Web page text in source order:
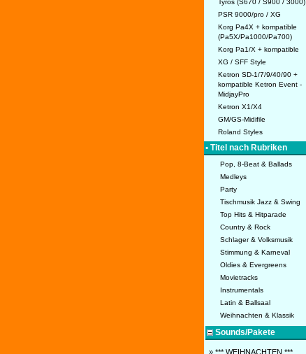
Tyros (S670 / S900 / 3000)
PSR 9000/pro / XG
Korg Pa4X + kompatible
(Pa5X/Pa1000/Pa700)
Korg Pa1/X + kompatible
XG / SFF Style
Ketron SD-1/7/9/40/90 +
kompatible Ketron Event -
MidjayPro
Ketron X1/X4
GM/GS-Midifile
Roland Styles
• Titel nach Rubriken
Pop, 8-Beat & Ballads
Medleys
Party
Tischmusik Jazz & Swing
Top Hits & Hitparade
Country & Rock
Schlager & Volksmusik
Stimmung & Karneval
Oldies & Evergreens
Movietracks
Instrumentals
Latin & Ballsaal
Weihnachten & Klassik
Sounds/Pakete
» *** WEIHNACHTEN ***